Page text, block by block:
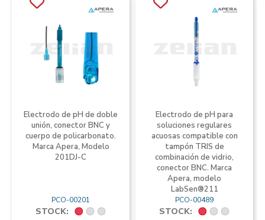
Electrodo de pH de doble
unión, conector BNC y
cuerpo de policarbonato.
Marca Apera, Modelo
201DJ-C
PCO-00201
STOCK:
Electrodo de pH para
soluciones regulares
acuosas compatible con
tampón TRIS de
combinación de vidrio,
conector BNC. Marca
Apera, modelo
LabSen®211
PCO-00489
STOCK: